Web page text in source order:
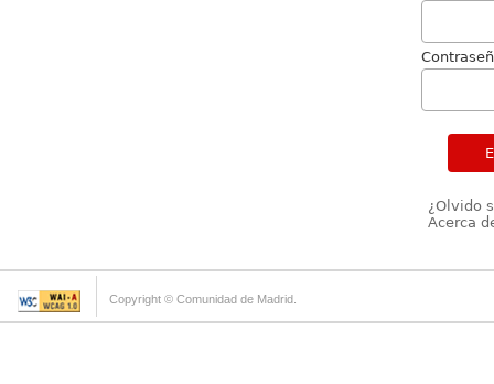
¿Olvido
Acerca
Copyright © Comunidad de Madrid.